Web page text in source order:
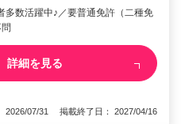
多数活躍中♪／要普通免許（二種免
詳細を見る
2026/07/31 掲載終了日： 2027/04/16